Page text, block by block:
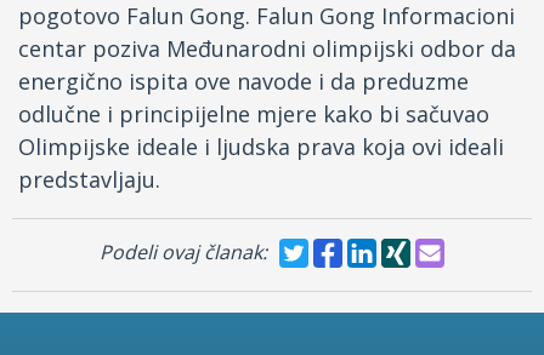
pogotovo Falun Gong. Falun Gong Informacioni
centar poziva Međunarodni olimpijski odbor da
energično ispita ove navode i da preduzme
odlučne i principijelne mjere kako bi sačuvao
Olimpijske ideale i ljudska prava koja ovi ideali
predstavljaju.
Podeli ovaj članak: